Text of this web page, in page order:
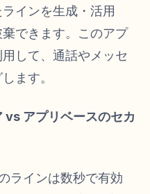
インを生成・活用
できます。このアプ
して、通話やメッセ
ます。
vs アプリベースのセカ
ラインは数秒で有効